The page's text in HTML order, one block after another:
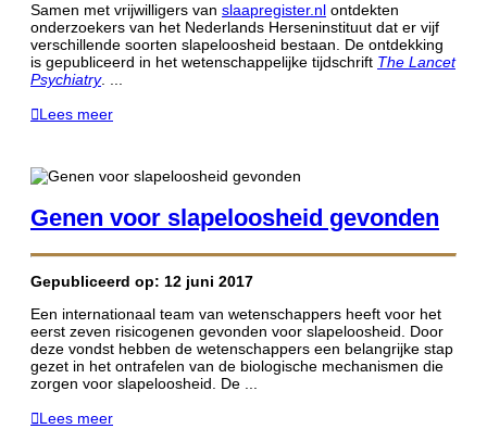
Samen met vrijwilligers van slaapregister.nl ontdekten
onderzoekers van het Nederlands Herseninstituut dat er vijf
verschillende soorten slapeloosheid bestaan. De ontdekking
is gepubliceerd in het wetenschappelijke tijdschrift The Lancet
Psychiatry. ...
Lees meer
Genen voor slapeloosheid gevonden
Gepubliceerd op: 12 juni 2017
Een internationaal team van wetenschappers heeft voor het
eerst zeven risicogenen gevonden voor slapeloosheid. Door
deze vondst hebben de wetenschappers een belangrijke stap
gezet in het ontrafelen van de biologische mechanismen die
zorgen voor slapeloosheid. De ...
Lees meer